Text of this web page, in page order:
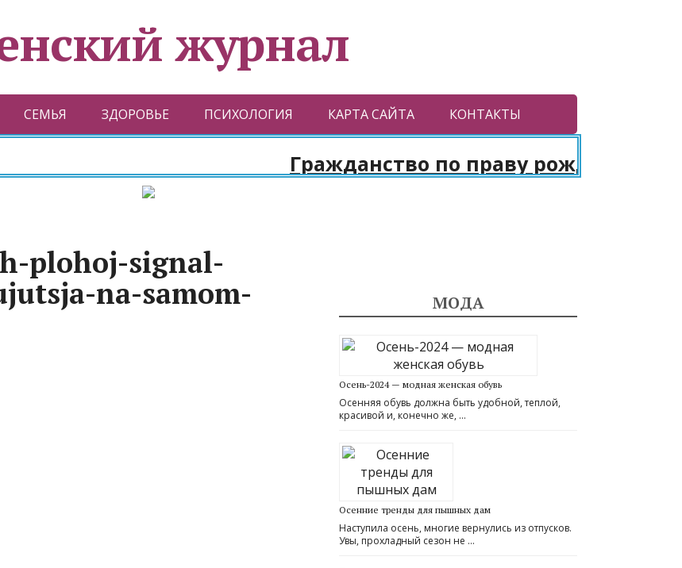
журнал
СЕМЬЯ ЗДОРОВЬЕ ПСИХОЛОГИЯ КАРТА САЙТА КОНТАКТЫ
Гражданство по праву рождения.
plohoj-signal-
na-samom-
МОДА
Осень-2024 — модная женская обувь
Осенняя обувь должна быть удобной, теплой,
красивой и, конечно же, …
Осенние тренды для пышных дам
Наступила осень, многие вернулись из отпусков.
Увы, прохладный сезон не …